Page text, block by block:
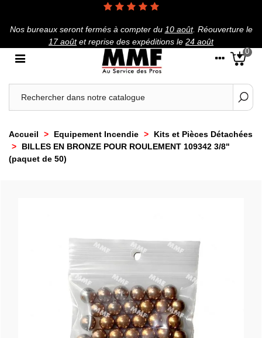
Nos bureaux seront fermés à compter du 10 août. Réouverture le
17 aoûtet reprise des expéditions le 24 août
0
Accueil > Equipement Incendie >
Kits et Pièces Détachées
>
BILLES EN BRONZE POUR ROULEMENT 109342 3/8"
(paquet de 50)